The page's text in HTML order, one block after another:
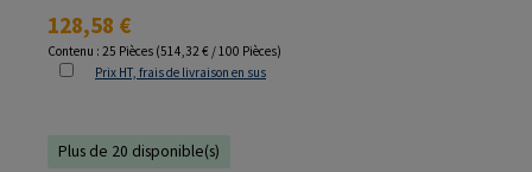
Prix régulier :
128,58 €
Contenu : 25 Pièces (514,32 € / 100 Pièces)
Prix HT, frais de livraison en sus
Plus de 20 disponible(s)